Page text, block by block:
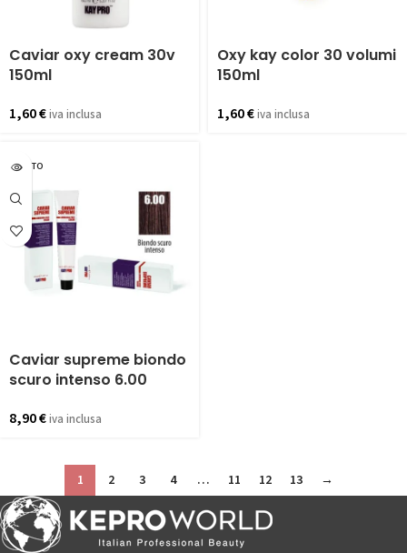
Caviar oxy cream 30v
150ml
1,60€iva inclusa
Oxy kay color 30 volumi
150ml
1,60€iva inclusa
ESAURITO
Caviar supreme biondo
scuro intenso 6.00
8,90€iva inclusa
1 2 3 4 … 11 12 13 →